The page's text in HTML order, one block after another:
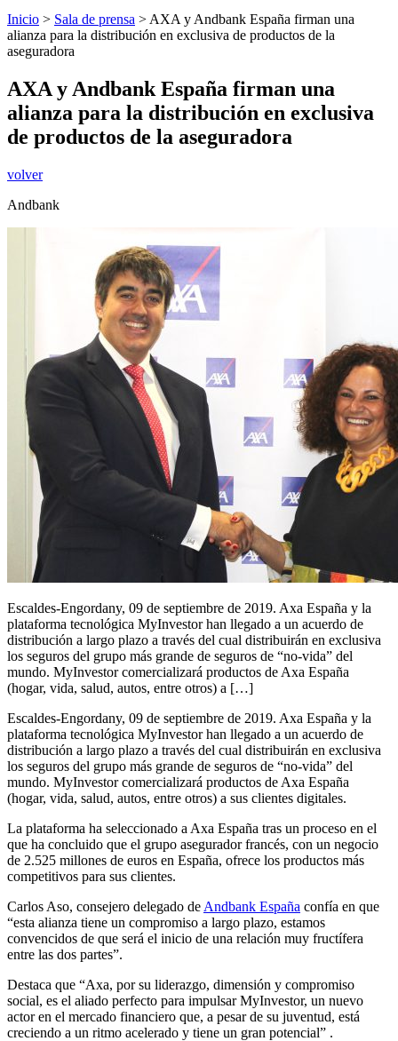
Inicio > Sala de prensa > AXA y Andbank España firman una
alianza para la distribución en exclusiva de productos de la
aseguradora
AXA y Andbank España firman una
alianza para la distribución en exclusiva
de productos de la aseguradora
volver
Andbank
Escaldes-Engordany, 09 de septiembre de 2019. Axa España y la
plataforma tecnológica MyInvestor han llegado a un acuerdo de
distribución a largo plazo a través del cual distribuirán en exclusiva
los seguros del grupo más grande de seguros de “no-vida” del
mundo. MyInvestor comercializará productos de Axa España
(hogar, vida, salud, autos, entre otros) a […]
Escaldes-Engordany, 09 de septiembre de 2019. Axa España y la
plataforma tecnológica MyInvestor han llegado a un acuerdo de
distribución a largo plazo a través del cual distribuirán en exclusiva
los seguros del grupo más grande de seguros de “no-vida” del
mundo. MyInvestor comercializará productos de Axa España
(hogar, vida, salud, autos, entre otros) a sus clientes digitales.
La plataforma ha seleccionado a Axa España tras un proceso en el
que ha concluido que el grupo asegurador francés, con un negocio
de 2.525 millones de euros en España, ofrece los productos más
competitivos para sus clientes.
Carlos Aso, consejero delegado de Andbank España confía en que
“esta alianza tiene un compromiso a largo plazo, estamos
convencidos de que será el inicio de una relación muy fructífera
entre las dos partes”.
Destaca que “Axa, por su liderazgo, dimensión y compromiso
social, es el aliado perfecto para impulsar MyInvestor, un nuevo
actor en el mercado financiero que, a pesar de su juventud, está
creciendo a un ritmo acelerado y tiene un gran potencial” .